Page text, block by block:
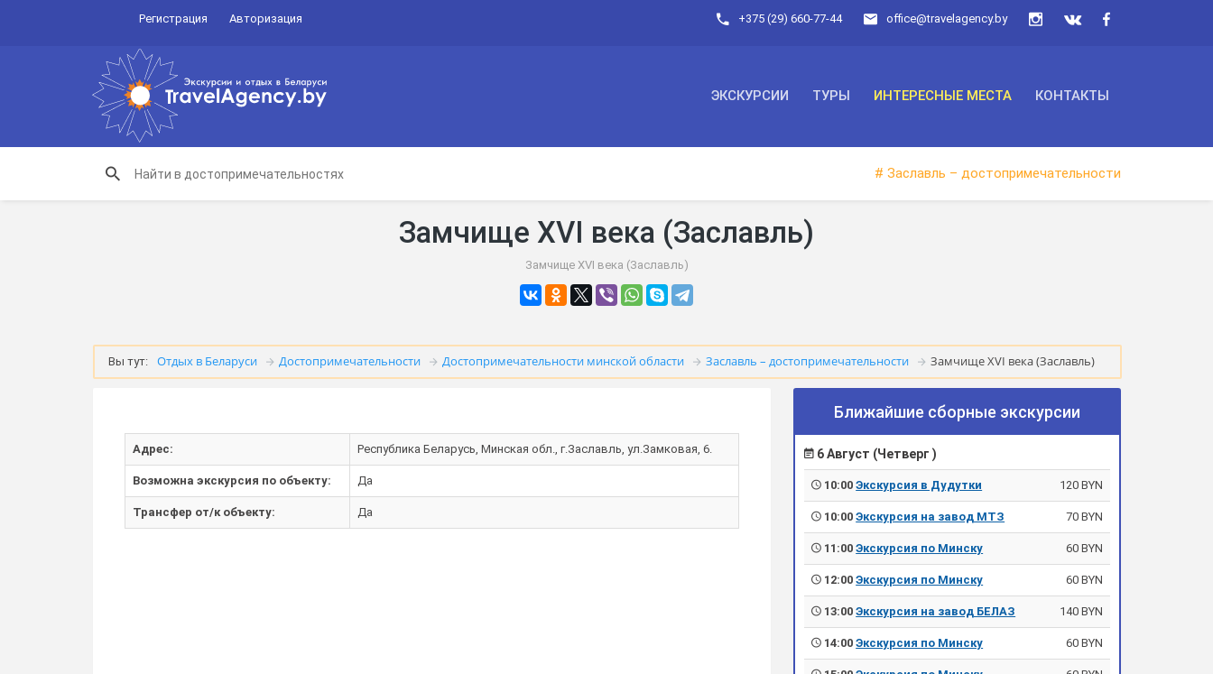
Регистрация Авторизация office@travelagency.by
+375 (29) 660-77-44
ЭКСКУРСИИ ТУРЫ ИНТЕРЕСНЫЕ МЕСТА КОНТАКТЫ
# Заславль – достопримечательности
Замчище XVI века (Заславль)
Замчище XVI века (Заславль)
Вы тут: Отдых в Беларуси Достопримечательности Достопримечательности минской области Заславль – достопримечательности Замчище XVI века (Заславль)
Адрес: Республика Беларусь, Минская обл., г.Заславль, ул.Замковая, 6.
Возможна экскурсия по объекту: Да
Трансфер от/к объекту: Да
Ближайшие сборные экскурсии
6 Август (Четверг )
10:00Экскурсия в Дудутки 120 BYN
10:00Экскурсия на завод МТЗ 70 BYN
11:00Экскурсия по Минску 60 BYN
12:00Экскурсия по Минску 60 BYN
13:00Экскурсия на завод БЕЛАЗ 140 BYN
14:00Экскурсия по Минску 60 BYN